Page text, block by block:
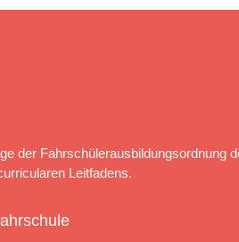
der Fahrschülerausbildungsordnung
Leitfadens.